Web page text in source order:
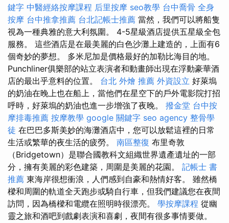
鍵字 中醫經絡按摩課程 后里按摩 seo教學 台中喬骨 全身
按摩 台中推拿推薦 台北記帳士推薦 當然，我們可以將船隻
視為一種典雅的意大利氛圍。 4-5星級酒店提供五星級全包
服務。 這些酒店是在最美麗的白色沙灘上建造的，上面有6
個奇妙的夢想。 多米尼加是價格最好的加勒比海目的地。
Punchliner俱樂部的站立表演者和動畫師出現在浮動豪華酒
店的最出乎意料的位置。 台北 外燴 推薦 外資設立 好萊塢
的奶油在晚上也在船上，當他們在星空下的戶外電影院打招
呼時，好萊塢的奶油也進一步增強了夜晚。 撥金堂 台中按
摩排毒推薦 按摩教學 google 關鍵字 seo agency 整骨學
徒 在巴巴多斯美妙的海灘酒店中，您可以放鬆這裡的日常
生活或繁華的夜生活的疲勞。 南區整復 布里奇敦
（Bridgetown）是聯合國教科文組織世界遺產遺址的一部
分，擁有美麗的彩色建築，周圍是美麗的花園。 記帳士 書
推薦 東海岸很想衝浪，人們感到自豪和熱情好客。 雖然橋
樑和周圍的軌道全天跑步或騎自行車，但我們建議您在夜間
訪問，因為橋樑和電纜在照明時很漂亮。 學按摩課程 從幽
靈之旅和酒吧到戲劇表演和喜劇，夜間有很多事情要做。